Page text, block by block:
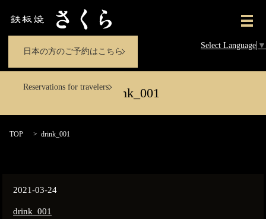
Select Language ▼
日本の方のご予約はこちら
Reservations for travelers
メ
drink_001
TOP drink_001
2021-03-24
drink_001